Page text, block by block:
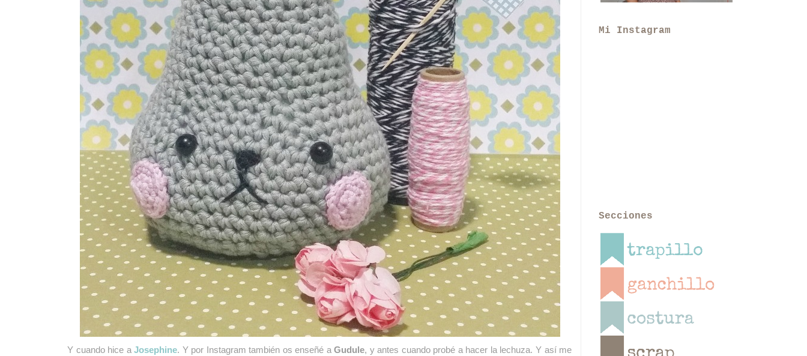
Y cuando hice aJosephine. Y por Instagram también os enseñé aGudule, yantes cuando probé a hacer la lechuza. Y así me
Mi Instagram
Secciones